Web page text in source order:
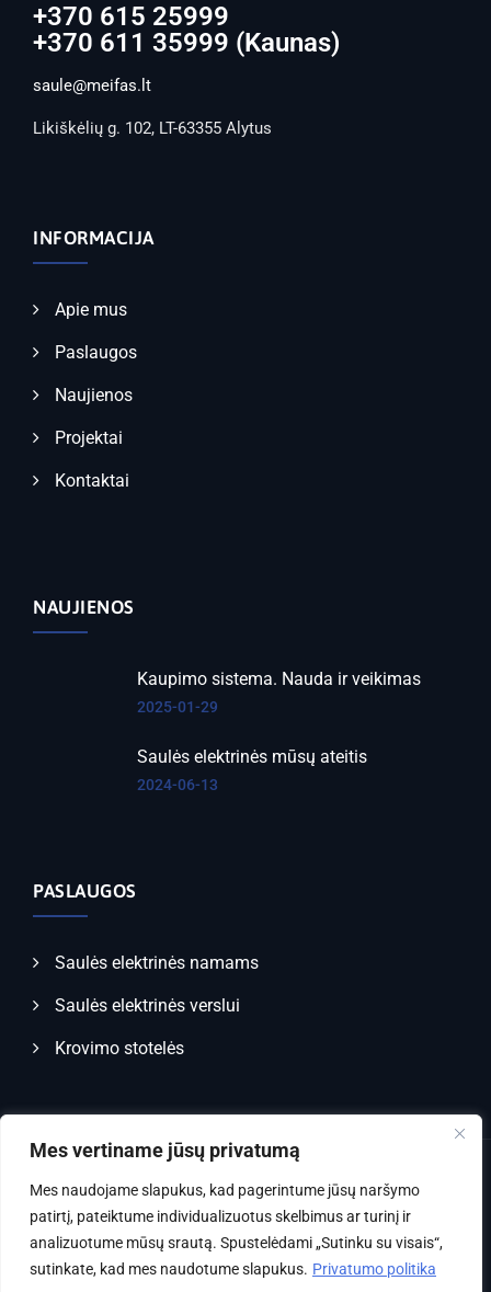
Mes vertiname jūsų privatumą
Mes naudojame slapukus, kad pagerintume jūsų naršymo
patirtį, pateiktume individualizuotus skelbimus ar turinį ir
analizuotume mūsų srautą. Spustelėdami „Sutinku su visais“,
sutinkate, kad mes naudotume slapukus. Privatumo politika
+370 615 25999
+370 611 35999 (Kaunas)
saule@meifas.lt
Likiškėlių g. 102, LT-63355 Alytus
INFORMACIJA
Apie mus
Paslaugos
Naujienos
Projektai
Kontaktai
NAUJIENOS
Kaupimo sistema. Nauda ir veikimas
2025-01-29
Saulės elektrinės mūsų ateitis
2024-06-13
PASLAUGOS
Saulės elektrinės namams
Saulės elektrinės verslui
Krovimo stotelės
Visos teisės saugomos LR įstatymų © 2024 | Futureweb.lt
sprendimas